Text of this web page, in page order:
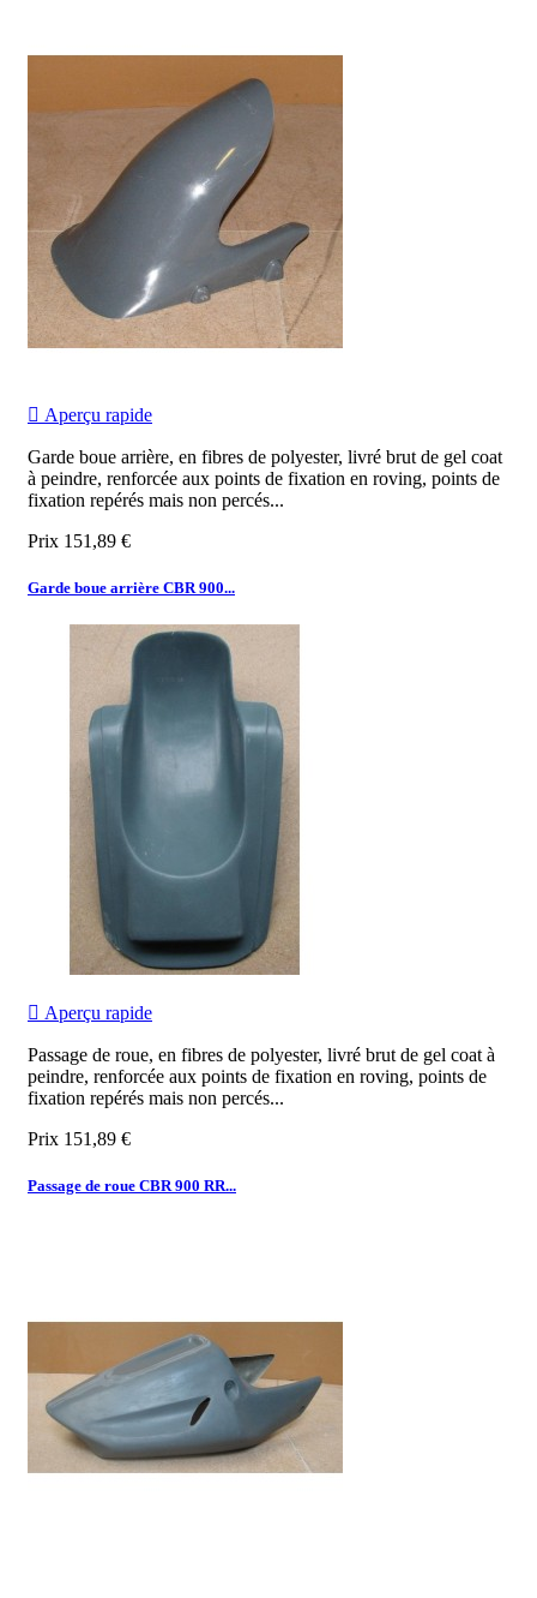
 Aperçu rapide
Garde boue arrière, en fibres de polyester, livré brut de gel coat
à peindre, renforcée aux points de fixation en roving, points de
fixation repérés mais non percés...
Prix 151,89 €
Garde boue arrière CBR 900...
 Aperçu rapide
Passage de roue, en fibres de polyester, livré brut de gel coat à
peindre, renforcée aux points de fixation en roving, points de
fixation repérés mais non percés...
Prix 151,89 €
Passage de roue CBR 900 RR...